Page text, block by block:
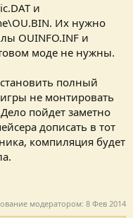
и
Их нужно
OUINFO.INF и
моде не нужны.
полный
не монтировать
пойдет заметно
дописать в тот
компиляция будет
модератором: 8 Фев 2014